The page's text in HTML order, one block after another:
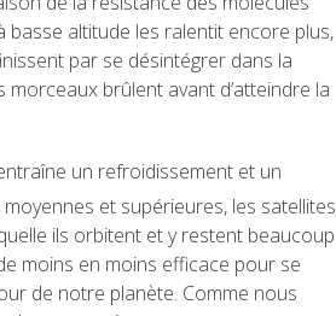
altitude les ralentit encore plus,
par se désintégrer dans la
brûlent avant d’atteindre la
un refroidissement et un
et supérieures, les satellites
ils orbitent et y restent beaucoup
moins en moins efficace pour se
de notre planète. Comme nous